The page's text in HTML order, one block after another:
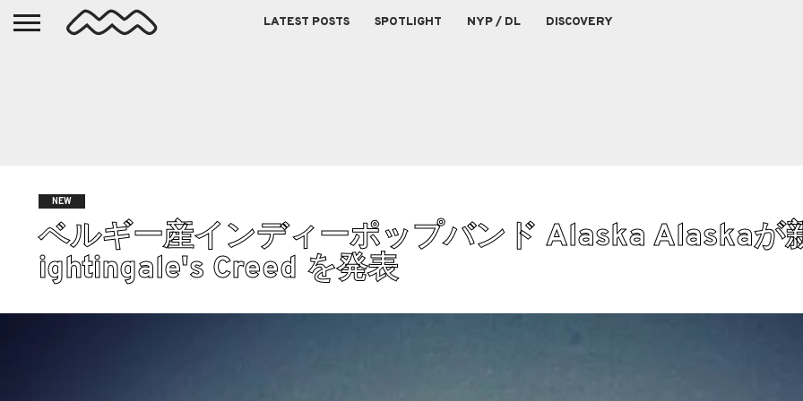
LATEST POSTS SPOTLIGHT NYP / DL DISCOVERY
NEW
ベルギー産インディーポップバンド Alaska Alaskaが
ightingale's Creed を発表